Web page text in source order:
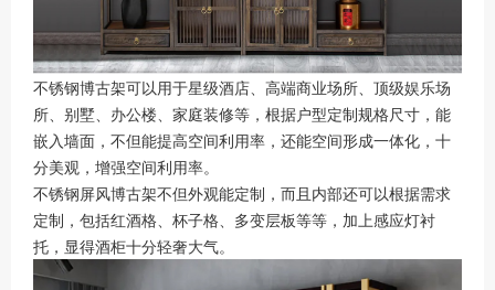
不锈钢博古架可以用于星级酒店、高端商业场所、顶级娱乐场
所、别墅、办公楼、家庭装修等，根据户型定制规格尺寸，能
嵌入墙面，不但能提高空间利用率，还能空间形成一体化，十
分美观，增强空间利用率。
不锈钢屏风博古架不但外观能定制，而且内部还可以根据需求
定制，包括红酒格、杯子格、多变层板等等，加上感应灯衬
托，显得酒柜十分轻奢大气。